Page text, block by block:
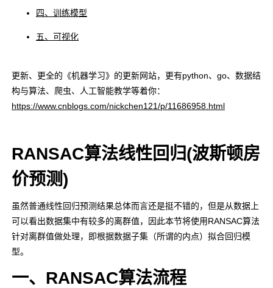
四、训练模型
五、可视化
更新、更全的《机器学习》的更新网站，更有python、go、数据结
构与算法、爬虫、人工智能教学等着你：
https://www.cnblogs.com/nickchen121/p/11686958.html
RANSAC算法线性回归(波斯顿房
价预测)
虽然普通线性回归预测结果总体而言还是挺不错的，但是从数据上
可以看出数据集中有较多的离群值，因此本节将使用RANSAC算法
针对离群值做处理，即根据数据子集（所谓的内点）拟合回归模
型。
一、RANSAC算法流程